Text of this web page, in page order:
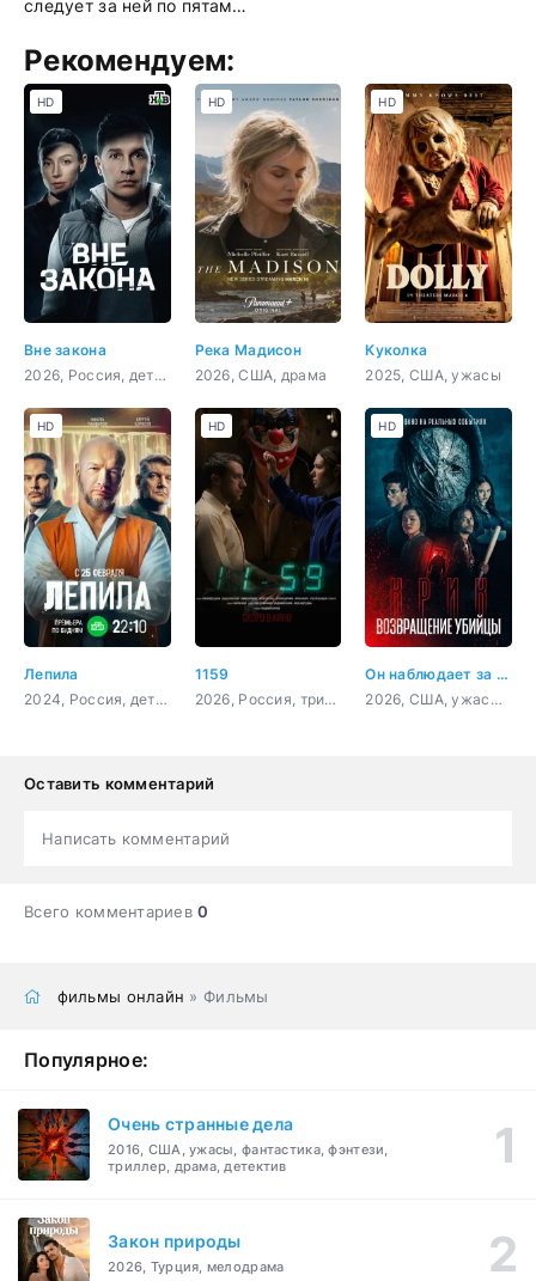
следует за ней по пятам…
Рекомендуем:
Вне закона
2026, Россия, детектив, боевик, криминал, драма
HD
Река Мадисон
2026, США, драма
HD
Куколка
2025, США, ужасы
HD
Лепила
2024, Россия, детектив, криминал
HD
1159
2026, Россия, триллер, детектив, криминал
HD
Он наблюдает за тобой
2026, США, ужасы, триллер
HD
Оставить комментарий
Написать комментарий
Всего комментариев0
фильмы онлайн » Фильмы
Популярное:
Очень странные дела
2016, США, ужасы, фантастика, фэнтези,
триллер, драма, детектив
Закон природы
2026, Турция, мелодрама